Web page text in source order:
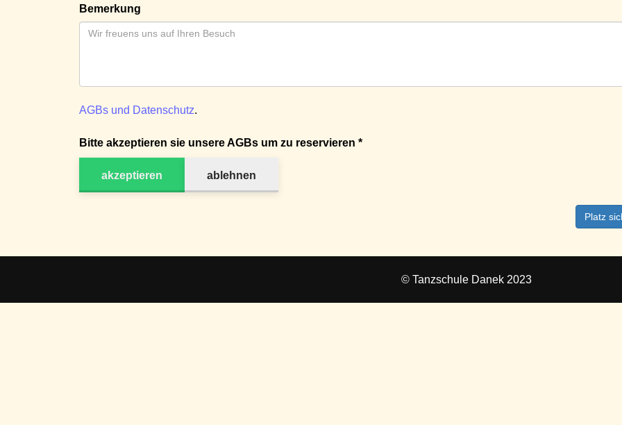
Bemerkung
AGBs und Datenschutz.
Bitte akzeptieren sie unsere AGBs um zu reservieren *
akzeptieren ablehnen
Platz
© Tanzschule Danek 2023